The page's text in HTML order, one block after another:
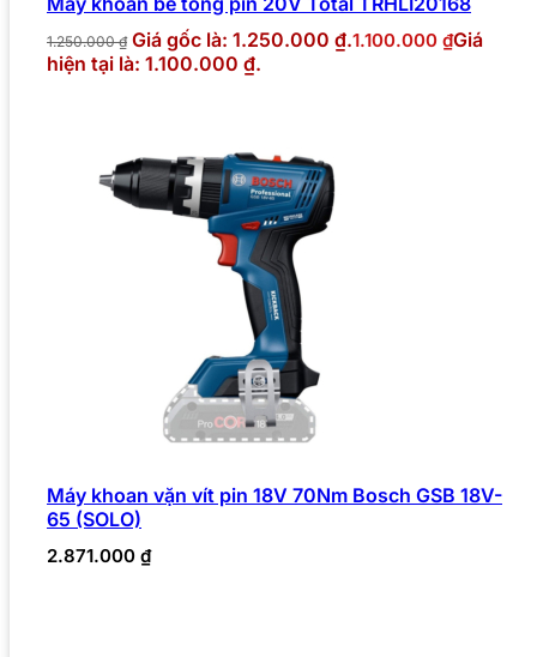
1.250.000₫ Giá gốc là: 1.250.000 ₫.1.100.000 ₫Giá
hiện tại là: 1.100.000 ₫.
Máy khoan vặn vít pin 18V 70Nm Bosch GSB 18V-
65 (SOLO)
2.871.000 ₫